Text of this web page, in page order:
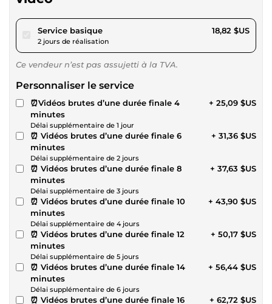
Service basiquepour 17,34 $US
2 jours de réalisation
18,82 $US
Ce vendeur n’est pas assujetti à la TVA.
Personnaliser le service
⏰Vidéos brutes d’une durée finale 4
minutes
Délai supplémentaire de 1 jour
+ 25,09 $US
⏰ Vidéos brutes d’une durée finale 6
minutes
Délai supplémentaire de 2 jours
+ 31,36 $US
⏰ Vidéos brutes d’une durée finale 8
minutes
Délai supplémentaire de 3 jours
+ 37,63 $US
⏰ Vidéos brutes d’une durée finale 10
minutes
Délai supplémentaire de 4 jours
+ 43,90 $US
⏰ Vidéos brutes d’une durée finale 12
minutes
Délai supplémentaire de 5 jours
+ 50,17 $US
⏰ Vidéos brutes d’une durée finale 14
minutes
Délai supplémentaire de 6 jours
+ 56,44 $US
⏰ Vidéos brutes d’une durée finale 16
+ 62,72 $US